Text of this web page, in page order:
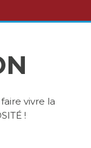
vivre la
!